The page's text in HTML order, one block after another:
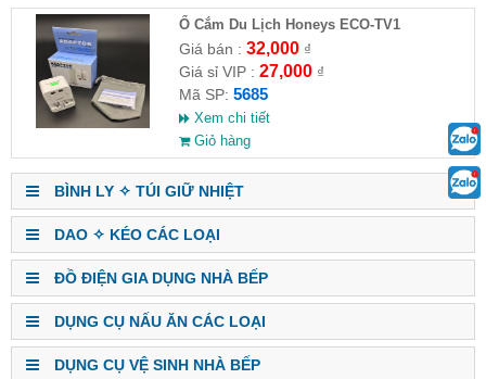
Ổ Cắm Du Lịch Honeys ECO-TV1
Giá bán : 32,000₫
Giá sỉ VIP : 27,000₫
Mã SP: 5685
Xem chi tiết
Giỏ hàng
BÌNH LY ✧ TÚI GIỮ NHIỆT
DAO ✧ KÉO CÁC LOẠI
ĐỒ ĐIỆN GIA DỤNG NHÀ BẾP
DỤNG CỤ NẤU ĂN CÁC LOẠI
DỤNG CỤ VỆ SINH NHÀ BẾP